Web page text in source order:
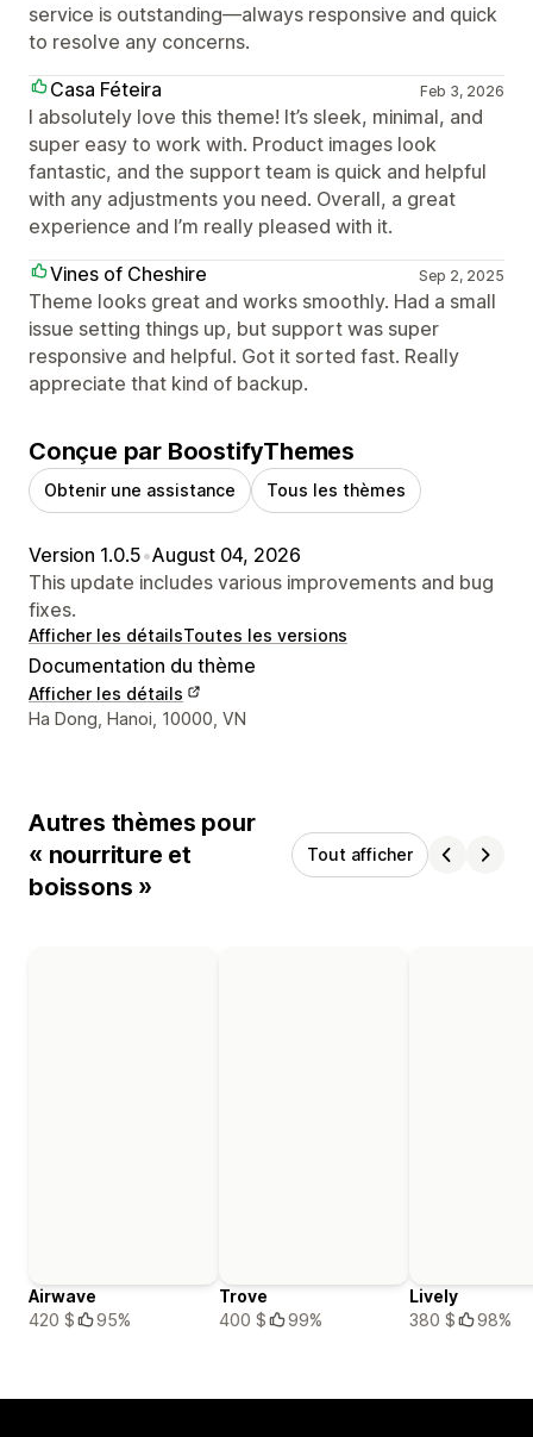
service is outstanding—always responsive and quick
to resolve any concerns.
Casa Féteira
Feb 3, 2026
I absolutely love this theme! It’s sleek, minimal, and
super easy to work with. Product images look
fantastic, and the support team is quick and helpful
with any adjustments you need. Overall, a great
experience and I’m really pleased with it.
Vines of Cheshire
Sep 2, 2025
Theme looks great and works smoothly. Had a small
issue setting things up, but support was super
responsive and helpful. Got it sorted fast. Really
appreciate that kind of backup.
Conçue par BoostifyThemes
Obtenir une assistance Tous les thèmes
Version 1.0.5•August 04, 2026
This update includes various improvements and bug
fixes.
Afficher les détailsToutes les versions
Documentation du thème
Afficher les détails
Coordonnées du concepteur
Ha Dong, Hanoi, 10000, VN
Autres thèmes pour
« nourriture et
boissons »
Tout afficher
Airwave
420 $
95%
Trove
400 $
99%
Lively
380 $
98%